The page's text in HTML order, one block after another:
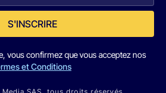
S'INSCRIRE
vous confirmez que vous acceptez nos
et Conditions